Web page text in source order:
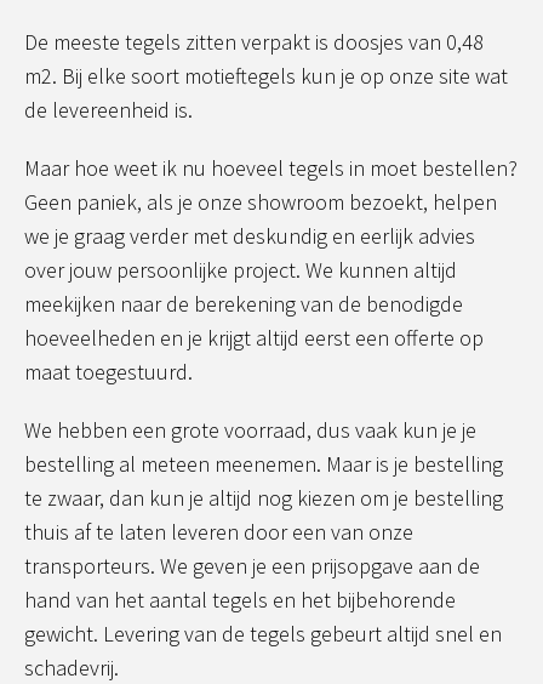
De meeste tegels zitten verpakt is doosjes van 0,48
m2. Bij elke soort motieftegels kun je op onze site wat
de levereenheid is.
Maar hoe weet ik nu hoeveel tegels in moet bestellen?
Geen paniek, als je onze showroom bezoekt, helpen
we je graag verder met deskundig en eerlijk advies
over jouw persoonlijke project. We kunnen altijd
meekijken naar de berekening van de benodigde
hoeveelheden en je krijgt altijd eerst een offerte op
maat toegestuurd.
We hebben een grote voorraad, dus vaak kun je je
bestelling al meteen meenemen. Maar is je bestelling
te zwaar, dan kun je altijd nog kiezen om je bestelling
thuis af te laten leveren door een van onze
transporteurs. We geven je een prijsopgave aan de
hand van het aantal tegels en het bijbehorende
gewicht. Levering van de tegels gebeurt altijd snel en
schadevrij.